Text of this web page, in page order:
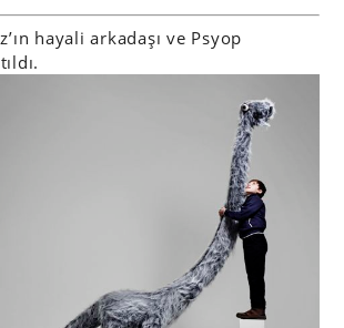
hayali arkadaşı ve Psyop